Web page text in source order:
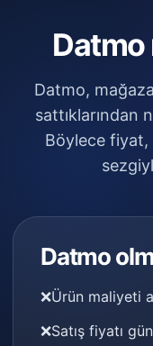
Datmo,
sattıklarından
Böylece fiyat,
Datmo
❌Ürün maliyeti
❌Satış fiyatı